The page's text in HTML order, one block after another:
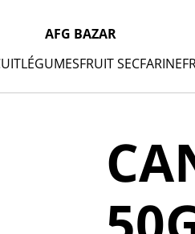
AFG BAZAR
LÉGUMESFRUIT SECFARINE